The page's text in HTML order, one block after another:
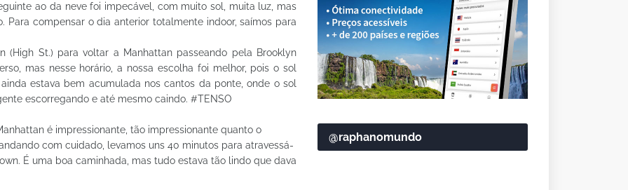
ao da neve foi impecável, com muito sol, muita luz, mas
Para compensar o dia anterior totalmente indoor, saímos para
(High St.) para voltar a Manhattan passeando pela Brooklyn
mas nesse horário, a nossa escolha foi melhor, pois o sol
estava bem acumulada nos cantos da ponte, onde o sol
escorregando e até mesmo caindo. #TENSO
é impressionante, tão impressionante quanto o
com cuidado, levamos uns 40 minutos para atravessá-
É uma boa caminhada, mas tudo estava tão lindo que dava
@raphanomundo